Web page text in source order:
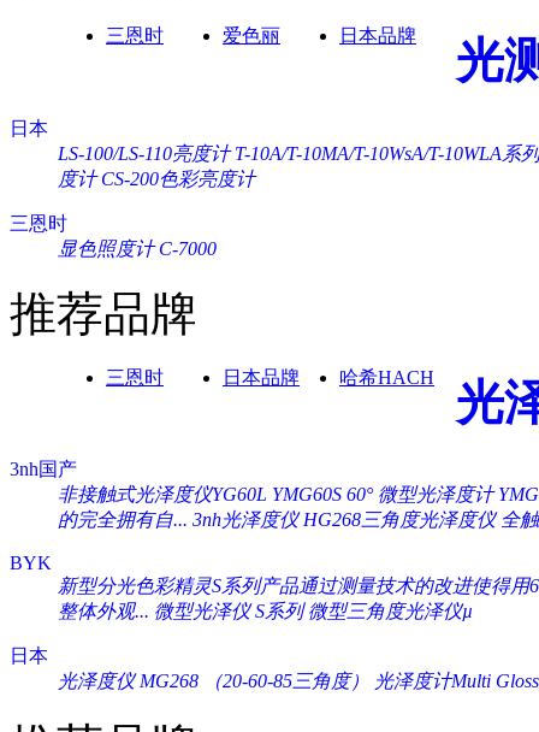
三恩时 爱色丽 日本品牌 光
日本
LS-100/LS-110亮度计 T-10A/T-10MA/T-10WsA/T-10WLA系
度计 CS-200色彩亮度计
三恩时
显色照度计 C-7000
推荐品牌
三恩时 日本品牌 哈希HACH 光
3nh国产
非接触式光泽度仪YG60L YMG60S 60° 微型光泽度计
的完全拥有自... 3nh光泽度仪 HG268三角度光泽度仪 全
BYK
新型分光色彩精灵S系列产品通过测量技术的改进使得用
整体外观... 微型光泽仪 S系列 微型三角度光泽仪µ
日本
光泽度仪 MG268 （20-60-85三角度）
光泽度计Multi